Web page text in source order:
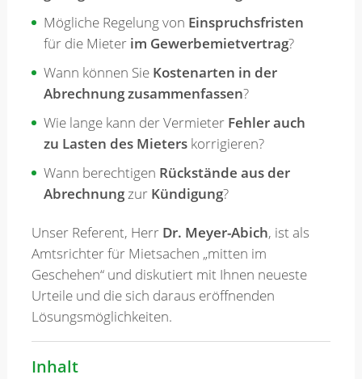
Mögliche Regelung von Einspruchsfristen
für die Mieter im Gewerbemietvertrag?
Wann können Sie Kostenarten in der
Abrechnung zusammenfassen?
Wie lange kann der Vermieter Fehler auch
zu Lasten des Mieterskorrigieren?
Wann berechtigen Rückstände aus der
Abrechnungzur Kündigung?
Unser Referent, Herr Dr. Meyer-Abich, ist als
Amtsrichter für Mietsachen „mitten im
Geschehen“ und diskutiert mit Ihnen neueste
Urteile und die sich daraus eröffnenden
Lösungsmöglichkeiten.
Inhalt